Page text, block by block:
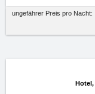
ungefährer Preis pro Nacht:
Hotel,